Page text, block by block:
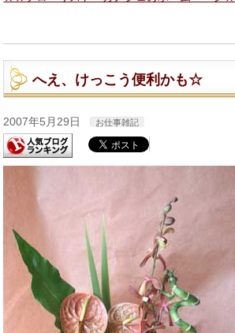
へえ、けっこう便利かも☆
2007年5月29日 お仕事雑記